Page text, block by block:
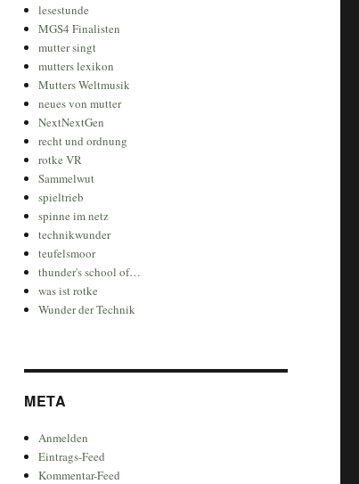
lesestunde
MGS4 Finalisten
mutter singt
mutters lexikon
Mutters Weltmusik
neues von mutter
NextNextGen
recht und ordnung
rotke VR
Sammelwut
spieltrieb
spinne im netz
technikwunder
teufelsmoor
thunder's school of…
was ist rotke
Wunder der Technik
META
Anmelden
Eintrags-Feed
Kommentar-Feed